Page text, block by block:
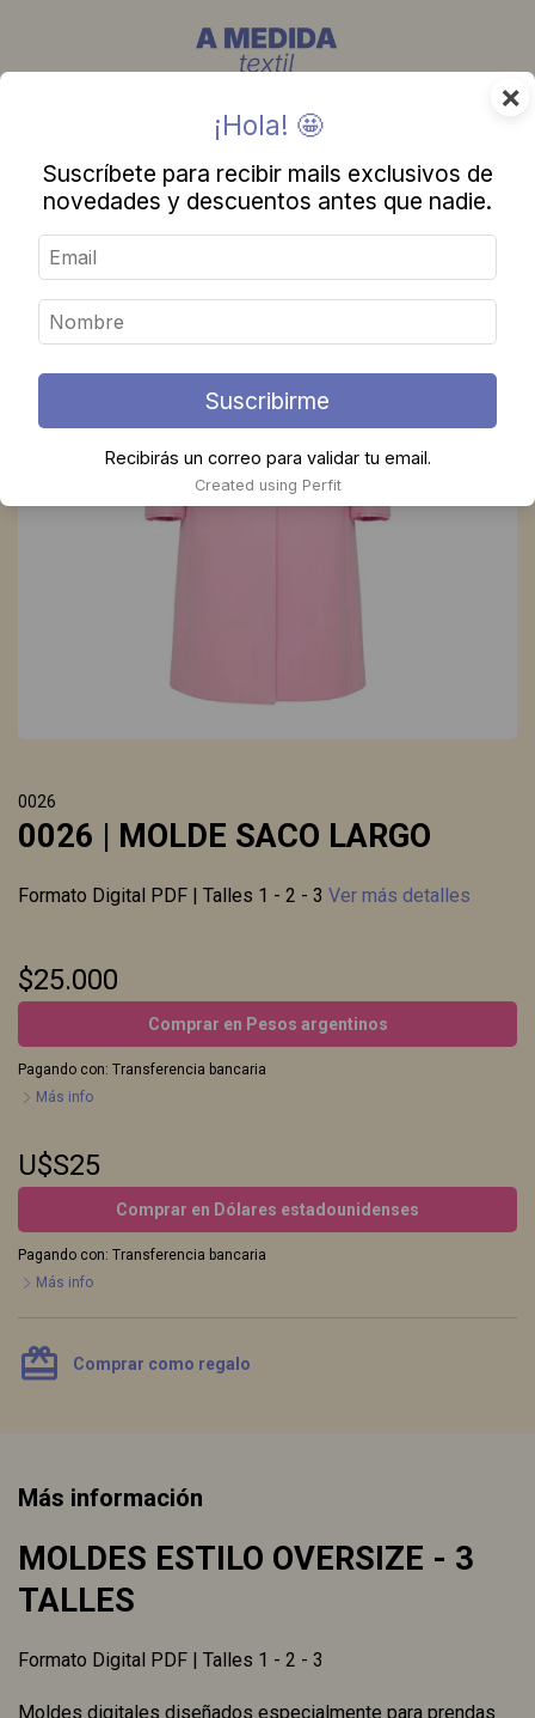
0026
0026 | MOLDE SACO LARGO
Formato Digital PDF | Talles 1 - 2 - 3 Ver más detalles
$25.000
Comprar en Pesos argentinos
Pagando con: Transferencia bancaria
Más info
U$S25
Comprar en Dólares estadounidenses
Pagando con: Transferencia bancaria
Más info
card_giftcard Comprar como regalo
Más información
MOLDES ESTILO OVERSIZE - 3
TALLES
Formato Digital PDF | Talles 1 - 2 - 3
Moldes digitales diseñados especialmente para prendas
×
¡Hola! 🤩
Suscríbete para recibir mails exclusivos de
novedades y descuentos antes que nadie.
Suscribirme
Recibirás un correo para validar tu email.
Created using Perfit